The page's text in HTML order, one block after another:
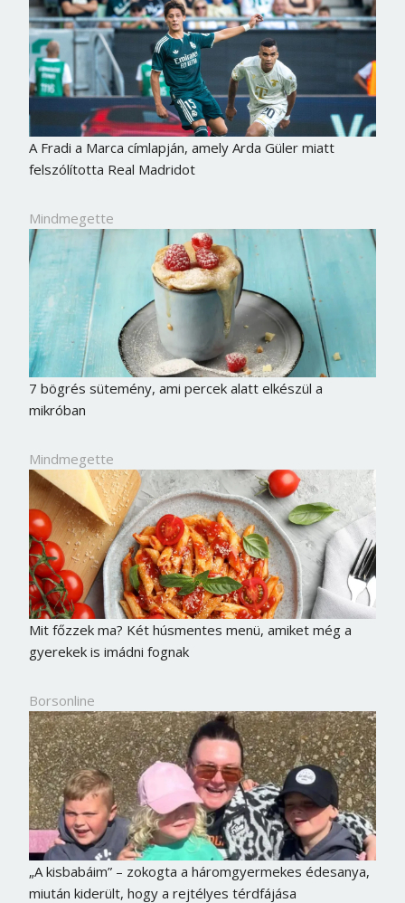
A Fradi a Marca címlapján, amely Arda Güler miatt
felszólította Real Madridot
Mindmegette
7 bögrés sütemény, ami percek alatt elkészül a
mikróban
Mindmegette
Mit főzzek ma? Két húsmentes menü, amiket még a
gyerekek is imádni fognak
Borsonline
„A kisbabáim” – zokogta a háromgyermekes édesanya,
miután kiderült, hogy a rejtélyes térdfájása
Jelszó
Mégse Bejelentkezés